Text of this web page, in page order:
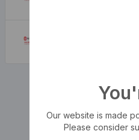
Our website is made
Please consider